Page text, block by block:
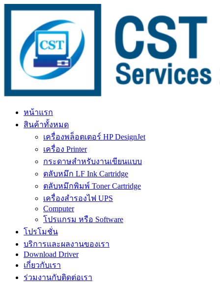
หน้าแรก
สินค้าทั้งหมด
เครื่องพล็อตเตอร์ HP DesignJet
เครื่อง Printer
กระดาษสำหรับงานเขียนแบบ
ตลับหมึก LF Ink Cartridge
ตลับหมึกพิมพ์ Toner Cartridge
เครื่องสำรองไฟ UPS
Computer
โปรแกรม หรือ Software
โปรโมชั่น
บริการและผลงานของเรา
Download Driver
เกี่ยวกับเรา
ร่วมงานกับติดต่อเรา